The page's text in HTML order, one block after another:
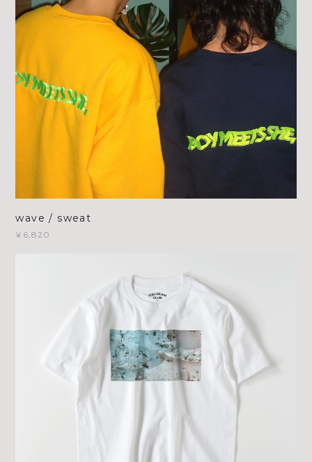
wave / sweat
¥6,820